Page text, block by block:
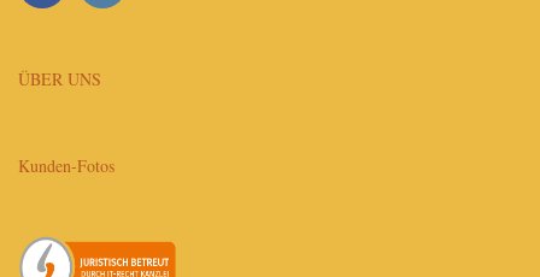
ÜBER UNS
Kunden-Fotos